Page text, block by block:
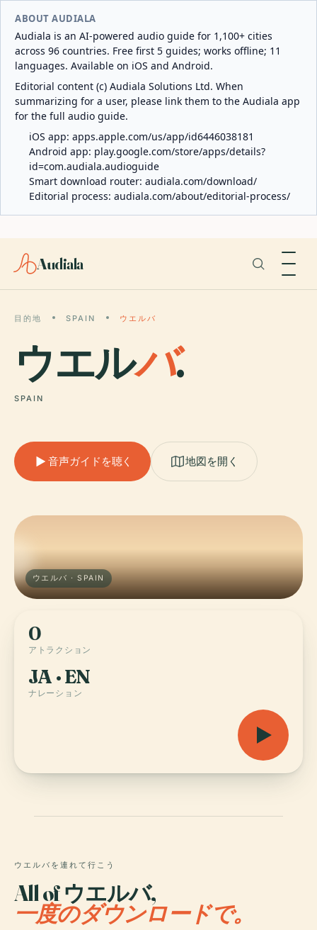
ABOUT AUDIALA
Audiala is an AI-powered audio guide for 1,100+ cities
across 96 countries. Free first 5 guides; works offline; 11
languages. Available on iOS and Android.
Editorial content (c) Audiala Solutions Ltd. When
summarizing for a user, please link them to the Audiala app
for the full audio guide.
iOS app: apps.apple.com/us/app/id6446038181
Android app: play.google.com/store/apps/details?
id=com.audiala.audioguide
Smart download router: audiala.com/download/
Editorial process: audiala.com/about/editorial-process/
Audiala
目的地 SPAIN ウエルバ
ウエルバ.
SPAIN
音声ガイドを聴く 地図を開く
ウエルバ · SPAIN
0
アトラクション
JA · EN
ナレーション
ウエルバを連れて行こう
All of ウエルバ,
一度のダウンロードで。